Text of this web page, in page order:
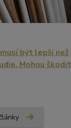
být lepší než
Mohou škodit